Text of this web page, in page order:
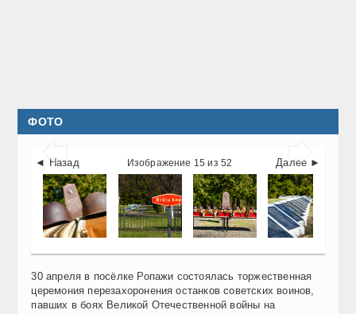
ФОТО
 
◄ Назад Далее ►
Изображение 15 из 52
30 апреля в посёлке Ропажи состоялась торжественная
церемония перезахоронения останков советских воинов,
павших в боях Великой Отечественной войны на